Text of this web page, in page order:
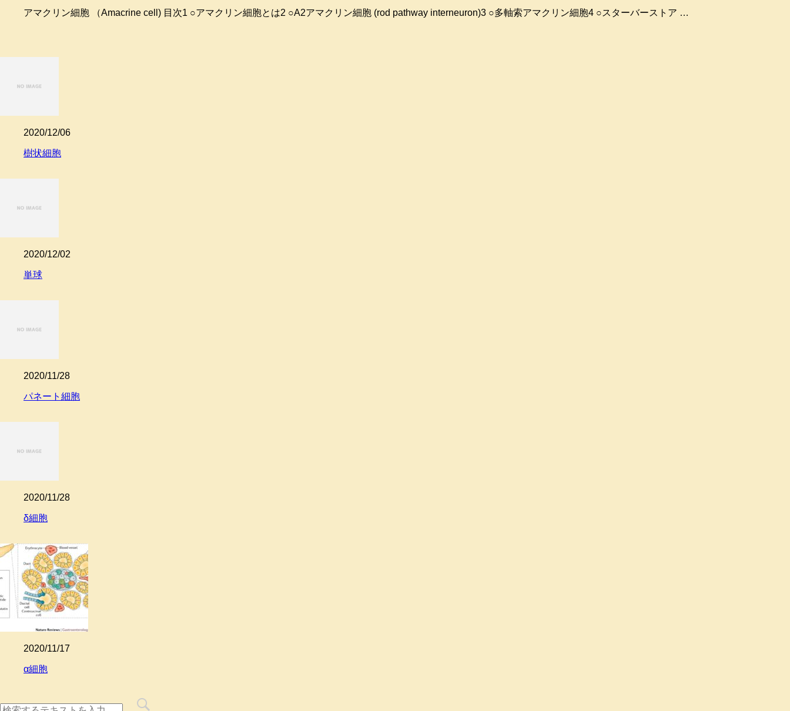
アマクリン細胞 （Amacrine cell) 目次1 ○アマクリン細胞とは2 ○A2アマクリン細胞 (rod pathway interneuron)3 ○多軸索アマクリン細胞4 ○スターバーストア …
2020/12/06
樹状細胞
2020/12/02
単球
2020/11/28
パネート細胞
2020/11/28
δ細胞
2020/11/17
α細胞